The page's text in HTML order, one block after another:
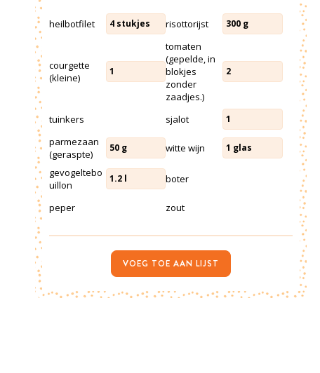
heilbotfilet 4 stukjes risottorijst 300 g
courgette
(kleine)
1
tomaten
(gepelde, in
blokjes
zonder
zaadjes.)
2
tuinkers sjalot 1
parmezaan
(geraspte)
50 g witte wijn 1 glas
gevogeltebo
uillon
1.2 l boter
peper zout
VOEG TOE AAN LIJST